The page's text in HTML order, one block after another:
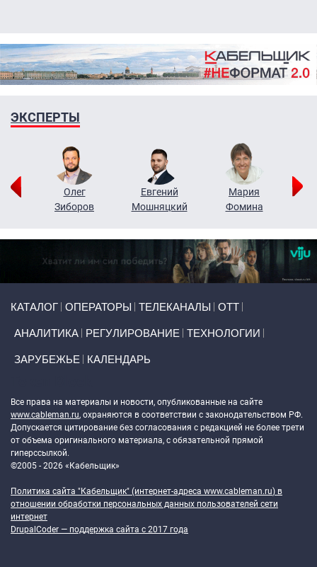
ЭКСПЕРТЫ
Олег
Зиборов
Евгений
Мошняцкий
Мария
Фомина
КАТАЛОГ ОПЕРАТОРЫ ТЕЛЕКАНАЛЫ ОТТ
АНАЛИТИКА РЕГУЛИРОВАНИЕ ТЕХНОЛОГИИ
ЗАРУБЕЖЬЕ КАЛЕНДАРЬ
Все права на материалы и новости, опубликованные на сайте
www.cableman.ru, охраняются в соответствии с законодательством РФ.
Допускается цитирование без согласования с редакцией не более трети
от объема оригинального материала, с обязательной прямой
гиперссылкой.
©2005 - 2026 «Кабельщик»
Политика сайта "Кабельщик" (интернет-адреса www.cableman.ru) в
отношении обработки персональных данных пользователей сети
интернет
DrupalCoder — поддержка сайта c 2017 года